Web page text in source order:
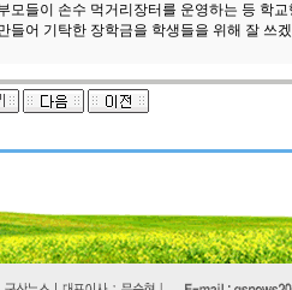
모들이 손수 먹거리장터를 운영하는 등 학
들어 기탁한 장학금을 학생들을 위해 잘 쓰